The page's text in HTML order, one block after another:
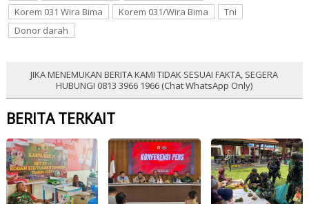
Korem 031 Wira Bima
Korem 031/Wira Bima
Tni
Donor darah
JIKA MENEMUKAN BERITA KAMI TIDAK SESUAI FAKTA, SEGERA
HUBUNGI 0813 3966 1966 (Chat WhatsApp Only)
BERITA TERKAIT